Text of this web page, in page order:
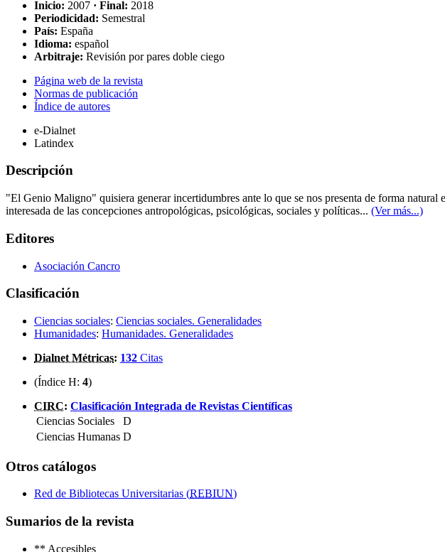
Inicio: 2007 · Final: 2018
Periodicidad: Semestral
País: España
Idioma: español
Arbitraje: Revisión por pares doble ciego
Página web de la revista
Normas de publicación
Índice de autores
e-Dialnet
Latindex
Descripción
"El Genio Maligno" quisiera generar incertidumbres ante lo que se nos presenta de forma
interesada de las concepciones antropológicas, psicológicas, sociales y políticas... (Ver más...)
Editores
Asociación Cancro
Clasificación
Ciencias sociales: Ciencias sociales. Generalidades
Humanidades: Humanidades. Generalidades
Dialnet Métricas: 132 Citas
(Índice H: 4)
CIRC: Clasificación Integrada de Revistas Científicas
Ciencias Sociales
D
Ciencias Humanas D
Otros catálogos
Red de Bibliotecas Universitarias (REBIUN)
Sumarios de la revista
** Accesibles